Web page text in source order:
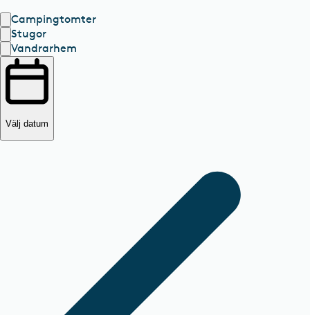
Campingtomter
Stugor
Vandrarhem
Välj datum